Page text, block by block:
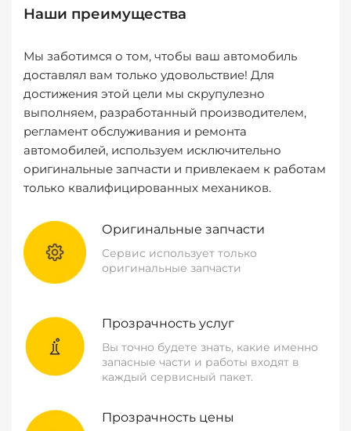
Наши преимущества
Мы заботимся о том, чтобы ваш автомобиль
доставлял вам только удовольствие! Для
достижения этой цели мы скрупулезно
выполняем, разработанный производителем,
регламент обслуживания и ремонта
автомобилей, используем исключительно
оригинальные запчасти и привлекаем к работам
только квалифицированных механиков.
Оригинальные запчасти
Сервис использует только
оригинальные запчасти
Прозрачность услуг
Вы точно будете знать, какие именно
запасные части и работы входят в
каждый сервисный пакет.
Прозрачность цены